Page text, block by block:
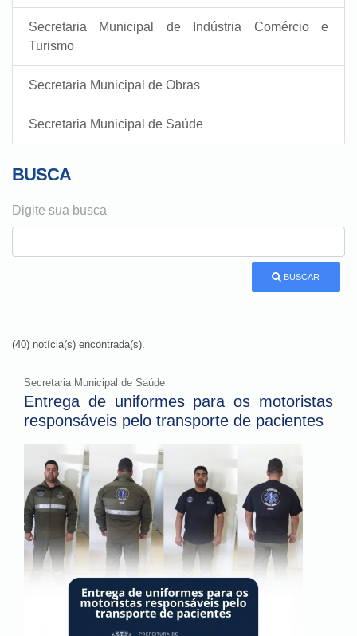
Secretaria Municipal de Indústria Comércio e
Turismo
Secretaria Municipal de Obras
Secretaria Municipal de Saúde
BUSCA
Digite sua busca
BUSCAR
(40) notícia(s) encontrada(s).
Secretaria Municipal de Saúde
Entrega de uniformes para os motoristas
responsáveis pelo transporte de pacientes